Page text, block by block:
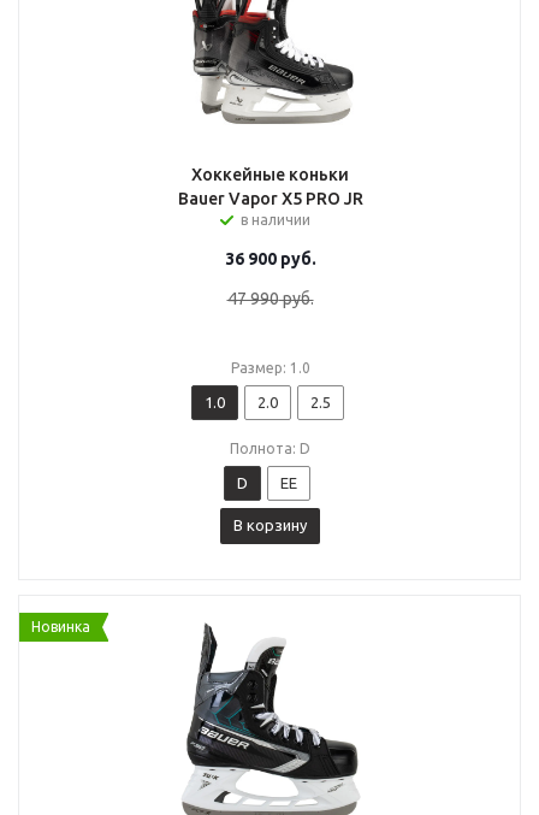
Хоккейные коньки
Bauer Vapor X5 PRO JR
в наличии
36 900руб.
47 990руб.
Размер: 1.0
1.0 2.0 2.5
Полнота: D
D EE
В корзину
Новинка